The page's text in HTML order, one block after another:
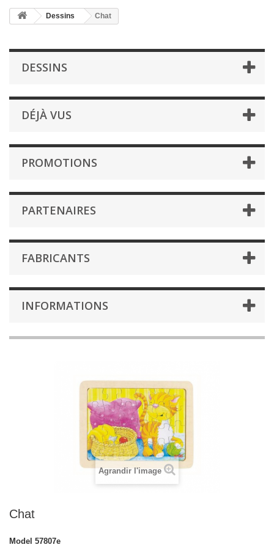
Dessins Chat
DESSINS
DÉJÀ VUS
PROMOTIONS
PARTENAIRES
FABRICANTS
INFORMATIONS
Agrandir l'image
Chat
Model 57807e